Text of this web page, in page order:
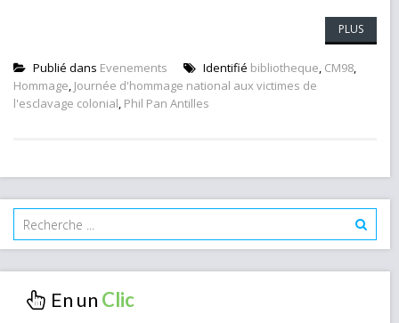
PLUS
Publié dans Evenements Identifié bibliotheque, CM98,
Hommage, Journée d'hommage national aux victimes de
l'esclavage colonial, Phil Pan Antilles
En un